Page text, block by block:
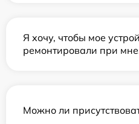
Я хочу, чтобы мое
ремонтировали при
Можно ли